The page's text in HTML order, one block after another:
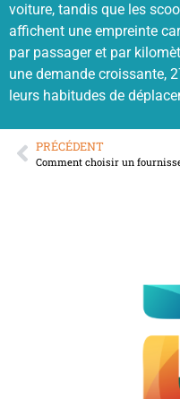
voiture, tandis que les
affichent une empreinte
par passager et par
une demande croissante,
leurs habitudes de
PRÉCÉDENT